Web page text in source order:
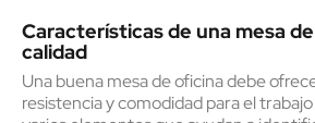
Características de una mesa
calidad
Una buena mesa de oficina debe
resistencia y comodidad para el